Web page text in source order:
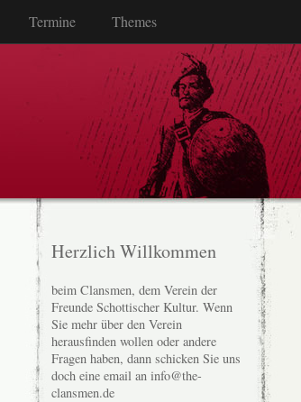
Termine Themes
Herzlich Willkommen
beim Clansmen, dem Verein der
Freunde Schottischer Kultur. Wenn
Sie mehr über den Verein
herausfinden wollen oder andere
Fragen haben, dann schicken Sie uns
doch eine email an info@the-
clansmen.de